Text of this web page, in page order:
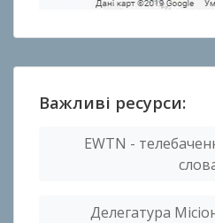
Важливі ресурси:
EWTN -
Делегатура